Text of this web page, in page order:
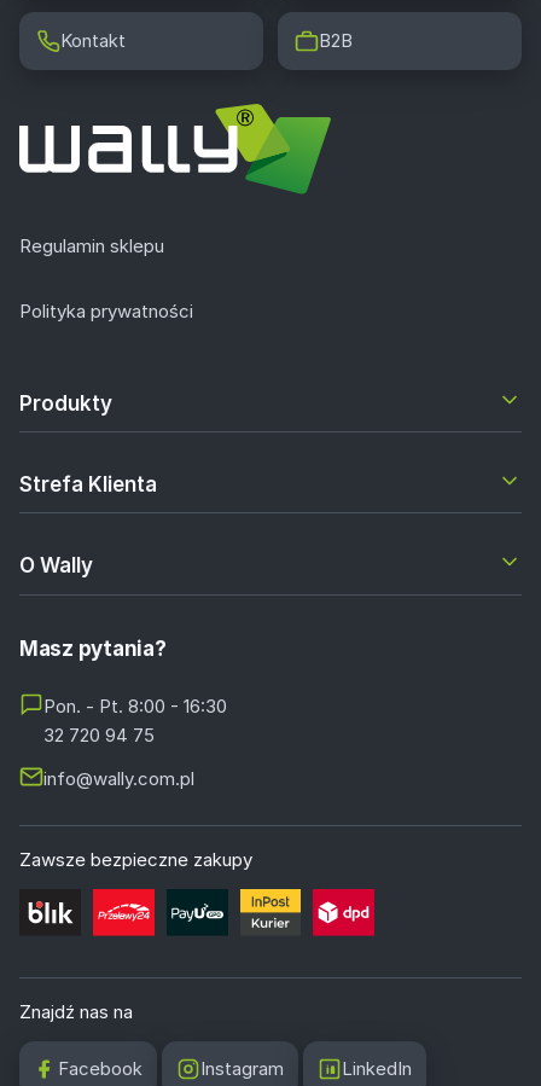
Kontakt B2B
Regulamin sklepu
Polityka prywatności
Produkty
Strefa Klienta
O Wally
Masz pytania?
Pon. - Pt. 8:00 - 16:30
32 720 94 75
info@wally.com.pl
Zawsze bezpieczne zakupy
Znajdź nas na
Facebook Instagram LinkedIn